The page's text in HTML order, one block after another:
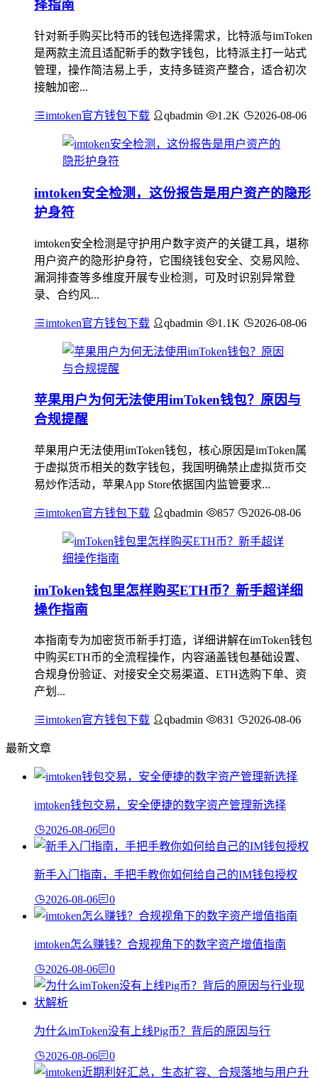
择指南
针对新手购买比特币的钱包选择需求，比特派与imToken
是两款主流且适配新手的数字钱包，比特派主打一站式
管理，操作简洁易上手，支持多链资产整合，适合初次
接触加密...
imtoken官方钱包下载 qbadmin 1.2K 2026-08-06
imtoken安全检测，这份报告是用户资产的隐形
护身符
imtoken安全检测是守护用户数字资产的关键工具，堪称
用户资产的隐形护身符，它围绕钱包安全、交易风险、
漏洞排查等多维度开展专业检测，可及时识别异常登
录、合约风...
imtoken官方钱包下载 qbadmin 1.1K 2026-08-06
苹果用户为何无法使用imToken钱包？原因与
合规提醒
苹果用户无法使用imToken钱包，核心原因是imToken属
于虚拟货币相关的数字钱包，我国明确禁止虚拟货币交
易炒作活动，苹果App Store依据国内监管要求...
imtoken官方钱包下载 qbadmin 857 2026-08-06
imToken钱包里怎样购买ETH币？新手超详细
操作指南
本指南专为加密货币新手打造，详细讲解在imToken钱包
中购买ETH币的全流程操作，内容涵盖钱包基础设置、
合规身份验证、对接安全交易渠道、ETH选购下单、资
产划...
imtoken官方钱包下载 qbadmin 831 2026-08-06
最新文章
imtoken钱包交易，安全便捷的数字资产管理新选择
2026-08-06 0
新手入门指南，手把手教你如何给自己的IM钱包授权
2026-08-06 0
imtoken怎么赚钱？合规视角下的数字资产增值指南
2026-08-06 0
为什么imToken没有上线Pig币？背后的原因与行
2026-08-06 0